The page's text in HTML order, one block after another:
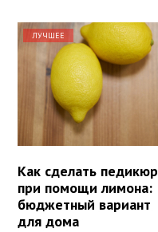
ЛУЧШЕЕ
Как сделать педикюр
при помощи лимона:
бюджетный вариант
для дома